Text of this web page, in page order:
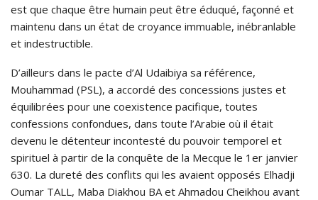
est que chaque être humain peut être éduqué, façonné et
maintenu dans un état de croyance immuable, inébranlable
et indestructible.
D’ailleurs dans le pacte d’Al Udaibiya sa référence,
Mouhammad (PSL), a accordé des concessions justes et
équilibrées pour une coexistence pacifique, toutes
confessions confondues, dans toute l’Arabie où il était
devenu le détenteur incontesté du pouvoir temporel et
spirituel à partir de la conquête de la Mecque le 1er janvier
630. La dureté des conflits qui les avaient opposés Elhadji
Oumar TALL, Maba Diakhou BA et Ahmadou Cheikhou avant